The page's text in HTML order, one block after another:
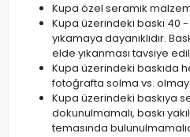
Kupa özel seramik
Kupa üzerindeki baskı 40
yıkamaya dayanıklıdır.
elde yıkanması tavsiye
Kupa üzerindeki baskıda
fotoğrafta solma vs.
Kupa üzerindeki baskıya
dokunulmamalı, baskı
temasında